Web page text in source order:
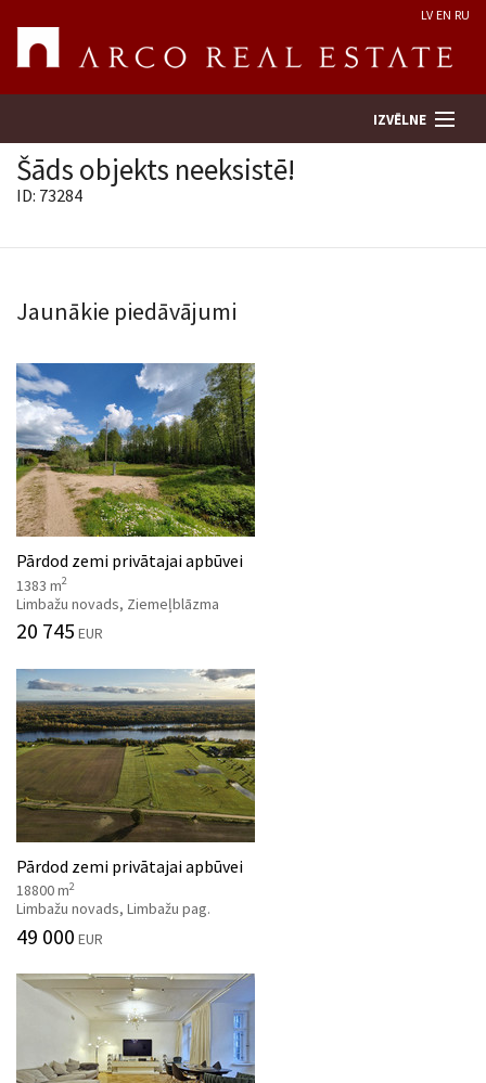
LV EN RU
IZVĒLNE
Uzņēmums
Pakalpojumi
Kontakti
Šāds objekts neeksistē!
ID: 73284
Jaunākie piedāvājumi
Pārdod zemi privātajai apbūvei
1383 m2
Limbažu novads, Ziemeļblāzma
20 745 EUR
Pārdod zemi privātajai apbūvei
18800 m2
Limbažu novads, Limbažu pag.
49 000 EUR